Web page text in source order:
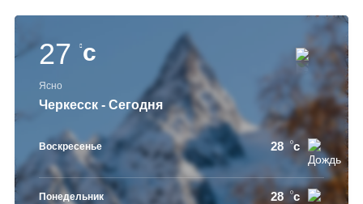
27 c
Ясно
Черкесск - Сегодня
Воскресенье 28 c
Понедельник 28 c